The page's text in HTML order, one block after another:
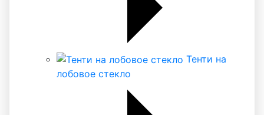
Тенти на
лобовое стекло